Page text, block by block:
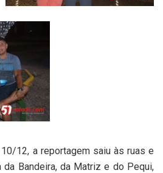
12, a reportagem saiu às ruas e
da Bandeira, da Matriz e do Pequi,